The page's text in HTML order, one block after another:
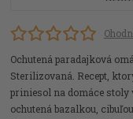
Ochutená paradajková
Sterilizovaná. Recept,
priniesol na domáce stoly
ochutená bazalkou,